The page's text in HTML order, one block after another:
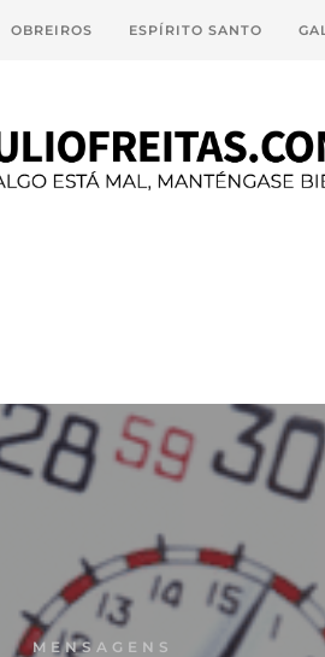
OBREIROS ESPÍRITO SANTO
MENSAGENS